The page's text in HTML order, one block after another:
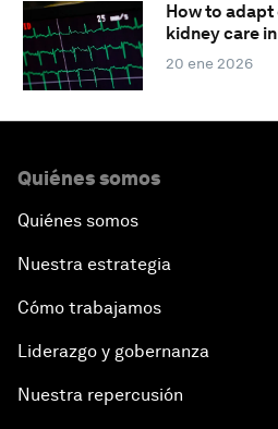
How to
kidney care
20 ene 2026
Quiénes somos
Quiénes somos
Nuestra estrategia
Cómo trabajamos
Liderazgo y gobernanza
Nuestra repercusión